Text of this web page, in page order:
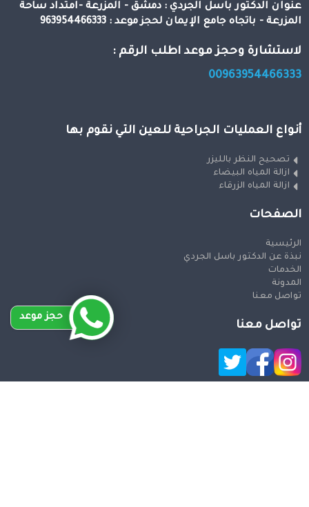
عنوان الدكتور باسل الجردي : دمشق - المزرعة -امتداد ساحة
المزرعة - باتجاه جامع الإيمان لحجز موعد : 963954466333
لاستشارة وحجز موعد اطلب الرقم :
00963954466333
أنواع العمليات الجراحية للعين التي نقوم بها
تصحيح النظر بالليزر
ازالة المياه البيضاء
ازالة المياه الزرقاء
الصفحات
الرئيسية
نبذة عن الدكتور باسل الجردي
الخدمات
المدونة
تواصل معنا
تواصل معنا
حجز موعد